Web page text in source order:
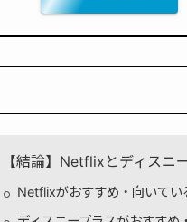
【結論】Netflixとディスニ
Netflixがおすすめ・向いてい